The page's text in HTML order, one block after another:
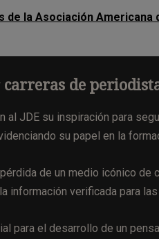
de la Asociación Americana
de
JDE su inspiración para
su papel en la
de un medio icónico de
información verificada para
para el desarrollo de un